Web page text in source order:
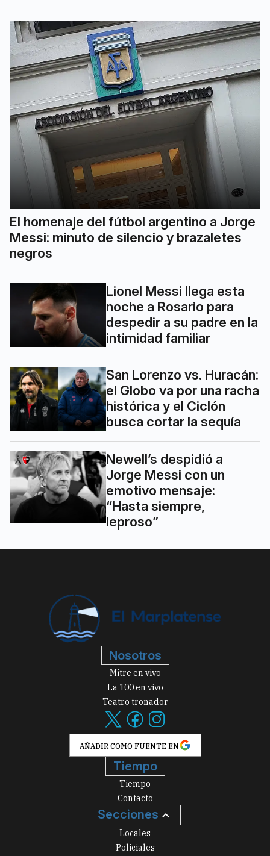
El homenaje del fútbol argentino a Jorge
Messi: minuto de silencio y brazaletes
negros
Lionel Messi llega esta
noche a Rosario para
despedir a su padre en la
intimidad familiar
San Lorenzo vs. Huracán:
el Globo va por una racha
histórica y el Ciclón
busca cortar la sequía
Newell’s despidió a
Jorge Messi con un
emotivo mensaje:
“Hasta siempre,
leproso”
Nosotros
Mitre en vivo
La 100 en vivo
Teatro tronador
AÑADIR COMO FUENTE EN
Tiempo
Tiempo
Contacto
Secciones
Locales
Policiales